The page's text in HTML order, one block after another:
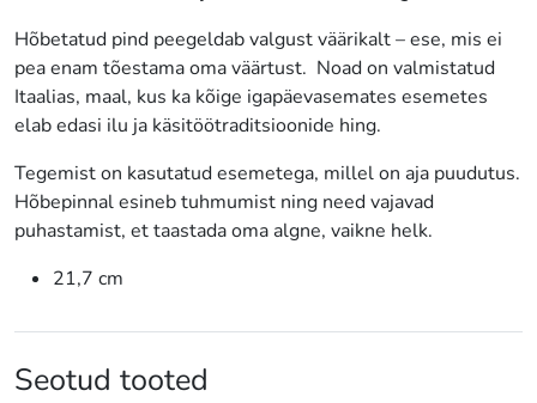
Hõbetatud pind peegeldab valgust väärikalt – ese, mis ei
pea enam tõestama oma väärtust. Noad on valmistatud
Itaalias, maal, kus ka kõige igapäevasemates esemetes
elab edasi ilu ja käsitöötraditsioonide hing.
Tegemist on kasutatud esemetega, millel on aja puudutus.
Hõbepinnal esineb tuhmumist ning need vajavad
puhastamist, et taastada oma algne, vaikne helk.
21,7 cm
Seotud tooted